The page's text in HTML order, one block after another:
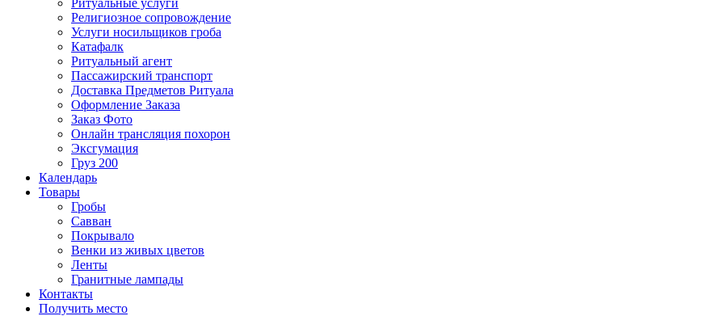
Ритуальные услуги
Религиозное сопровождение
Услуги носильщиков гроба
Катафалк
Ритуальный агент
Пассажирский транспорт
Доставка Предметов Ритуала
Оформление Заказа
Заказ Фото
Онлайн трансляция похорон
Эксгумация
Груз 200
Календарь
Товары
Гробы
Савван
Покрывало
Венки из живых цветов
Ленты
Гранитные лампады
Контакты
Получить место